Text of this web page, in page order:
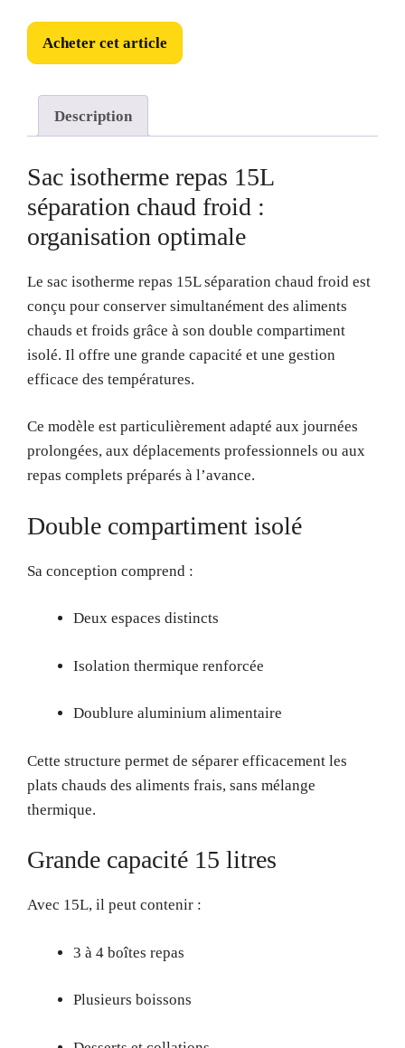
Acheter cet article
Description
Sac isotherme repas 15L
séparation chaud froid :
organisation optimale
Le sac isotherme repas 15L séparation chaud froid est
conçu pour conserver simultanément des aliments
chauds et froids grâce à son double compartiment
isolé. Il offre une grande capacité et une gestion
efficace des températures.
Ce modèle est particulièrement adapté aux journées
prolongées, aux déplacements professionnels ou aux
repas complets préparés à l’avance.
Double compartiment isolé
Sa conception comprend :
Deux espaces distincts
Isolation thermique renforcée
Doublure aluminium alimentaire
Cette structure permet de séparer efficacement les
plats chauds des aliments frais, sans mélange
thermique.
Grande capacité 15 litres
Avec 15L, il peut contenir :
3 à 4 boîtes repas
Plusieurs boissons